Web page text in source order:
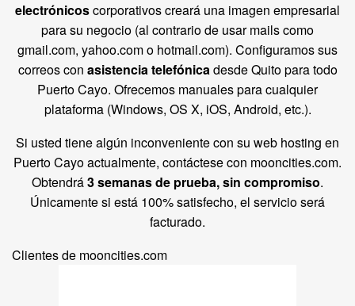
electrónicoscorporativos creará una imagen empresarial
para su negocio (al contrario de usar mails como
gmail.com, yahoo.com o hotmail.com). Configuramos sus
correos con asistencia telefónicadesde Quito para todo
Puerto Cayo. Ofrecemos manuales para cualquier
plataforma (Windows, OS X, iOS, Android, etc.).
Si usted tiene algún inconveniente con su web hosting en
Puerto Cayo actualmente, contáctese con mooncities.com.
Obtendrá3 semanas de prueba, sin compromiso.
Únicamente si está 100% satisfecho, el servicio será
facturado.
Clientes de mooncities.com